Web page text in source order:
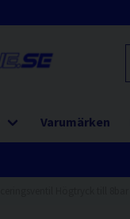
Varumärken